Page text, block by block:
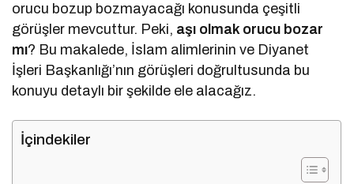
orucu bozup bozmayacağı konusunda çeşitli
görüşler mevcuttur. Peki, aşı olmak orucu bozar
mı? Bu makalede, İslam alimlerinin ve Diyanet
İşleri Başkanlığı’nın görüşleri doğrultusunda bu
konuyu detaylı bir şekilde ele alacağız.
İçindekiler